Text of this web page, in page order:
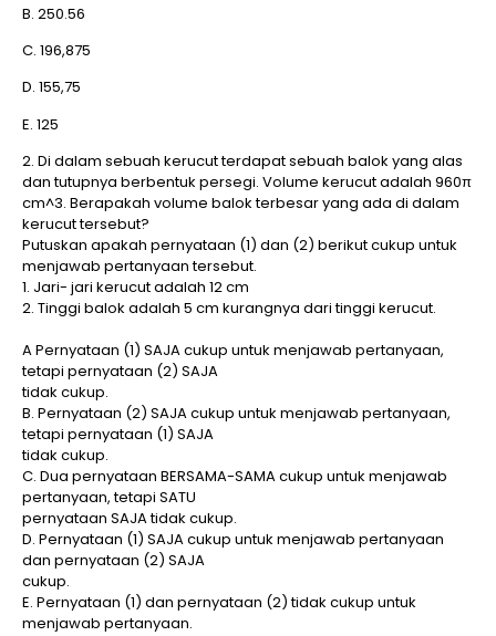
B. 250.56
C. 196,875
D. 155,75
E. 125
2. Di dalam sebuah kerucut terdapat sebuah balok yang alas
dan tutupnya berbentuk persegi. Volume kerucut adalah 960π
cm^3. Berapakah volume balok terbesar yang ada di dalam
kerucut tersebut?
Putuskan apakah pernyataan (1) dan (2) berikut cukup untuk
menjawab pertanyaan tersebut.
1. Jari- jari kerucut adalah 12 cm
2. Tinggi balok adalah 5 cm kurangnya dari tinggi kerucut.
A Pernyataan (1) SAJA cukup untuk menjawab pertanyaan,
tetapi pernyataan (2) SAJA
tidak cukup.
B. Pernyataan (2) SAJA cukup untuk menjawab pertanyaan,
tetapi pernyataan (1) SAJA
tidak cukup.
C. Dua pernyataan BERSAMA-SAMA cukup untuk menjawab
pertanyaan, tetapi SATU
pernyataan SAJA tidak cukup.
D. Pernyataan (1) SAJA cukup untuk menjawab pertanyaan
dan pernyataan (2) SAJA
cukup.
E. Pernyataan (1) dan pernyataan (2) tidak cukup untuk
menjawab pertanyaan.